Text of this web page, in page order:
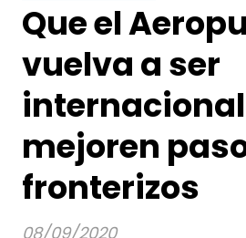
Que el
vuelva a ser
internacional
mejoren
fronterizos
08/09/2020